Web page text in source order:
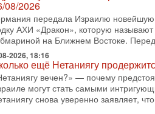
готовит покушение на
эскалации, но КСИР готовит
телеканала ITON-TV СЕРГЕЙ
по вопросам безопасности,
управления полиции
07-2026, 09:02
за разоружение ХАМАСа -
07/2026
президент США Дональд
08/2026
передала Израилю
АХИ «Дракон», которую
на Ближнем Востоке.
2026, 18:16
ещё Нетаниягу
вечен?» — почему
могут стать самыми
снова уверенно заявляет,